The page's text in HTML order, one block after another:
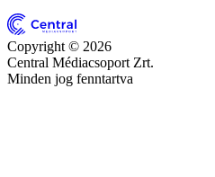
Copyright © 2026
Central Médiacsoport Zrt.
Minden jog fenntartva